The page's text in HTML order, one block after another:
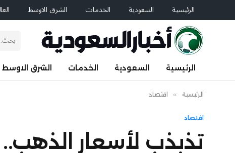
الرئيسية السعودية الخدمات الشرق الاوسط
الرئيسية السعودية الخدمات الشرق الاوسط
الرئيسية » اقتصاد
اقتصاد